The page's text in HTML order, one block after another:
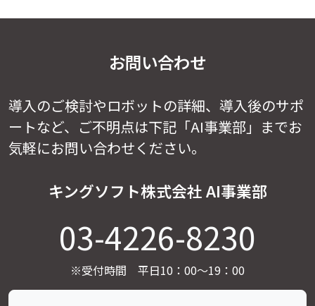
お問い合わせ
導入のご検討やロボットの詳細、導入後のサポ
ートなど、 ご不明点は下記「AI事業部」までお
気軽にお問い合わせください。
キングソフト株式会社 AI事業部
03-4226-8230
※受付時間 平日10：00～19：00